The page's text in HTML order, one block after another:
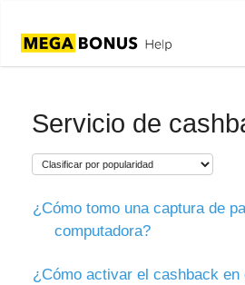
Servicio de
¿Cómo tomo una captura de
computadora?
¿Cómo activar el cashback en